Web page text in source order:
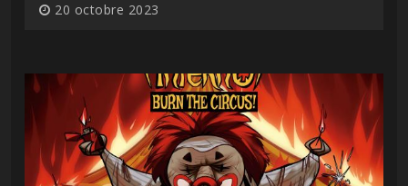
20 octobre 2023